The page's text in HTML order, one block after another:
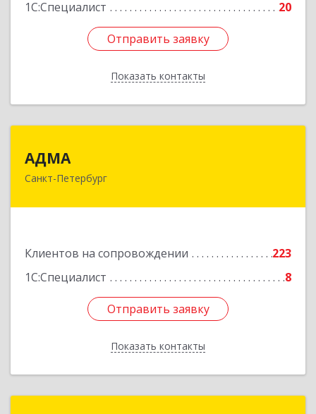
1С:Специалист 20
Отправить заявку
Показать контакты
Отправить заявку
Назад
АДМА
Санкт-Петербург
Клиентов на сопровождении
223
1С:Специалист
8
Отправить заявку
Показать контакты
197349, Санкт-Петербург г, Уточкина ул, дом №
Отправить заявку
Назад